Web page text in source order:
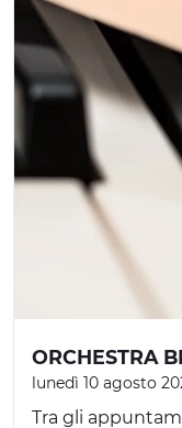
ORCHESTRA
lunedì 10 agosto
Tra gli